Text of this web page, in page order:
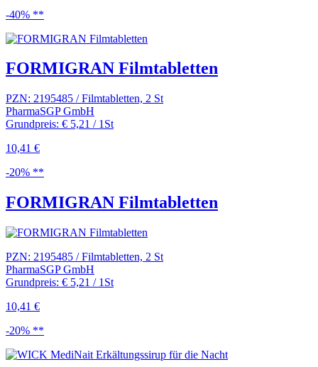
-40% **
FORMIGRAN Filmtabletten
PZN: 2195485 / Filmtabletten, 2 St
PharmaSGP GmbH
Grundpreis: € 5,21 / 1St
10,41 €
-20% **
FORMIGRAN Filmtabletten
PZN: 2195485 / Filmtabletten, 2 St
PharmaSGP GmbH
Grundpreis: € 5,21 / 1St
10,41 €
-20% **